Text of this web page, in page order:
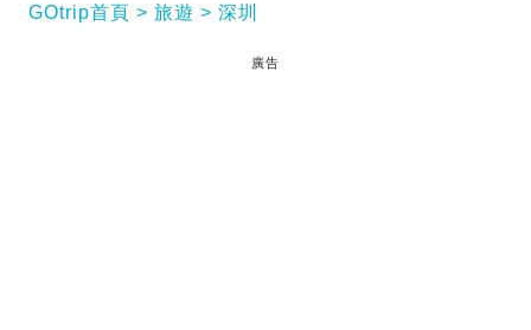
GOtrip首頁 旅遊 深圳
廣告